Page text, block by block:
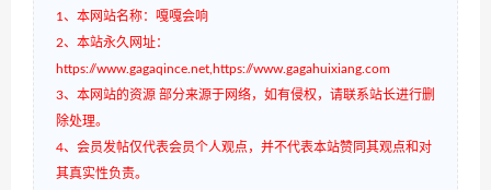
1、本网站名称：嘎嘎会响
2、本站永久网址：
https://www.gagaqince.net,https://www.gagahuixiang.com
3、本网站的资源 部分来源于网络，如有侵权，请联系站长进行删
除处理。
4、会员发帖仅代表会员个人观点，并不代表本站赞同其观点和对
其真实性负责。